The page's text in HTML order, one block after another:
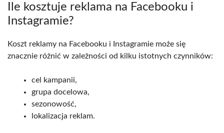
Ile kosztuje reklama na Facebooku i
Instagramie?
Koszt reklamy na Facebooku i Instagramie może się
znacznie różnić w zależności od kilku istotnych czynników:
cel kampanii,
grupa docelowa,
sezonowość,
lokalizacja reklam.